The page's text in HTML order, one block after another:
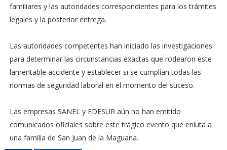
familiares y las autoridades correspondientes para los trámites
legales y la posterior entrega.
Las autoridades competentes han iniciado las investigaciones
para determinar las circunstancias exactas que rodearon este
lamentable accidente y establecer si se cumplían todas las
normas de seguridad laboral en el momento del suceso.
Las empresas SANEL y EDESUR aún no han emitido
comunicados oficiales sobre este trágico evento que enluta a
una familia de San Juan de la Maguana.